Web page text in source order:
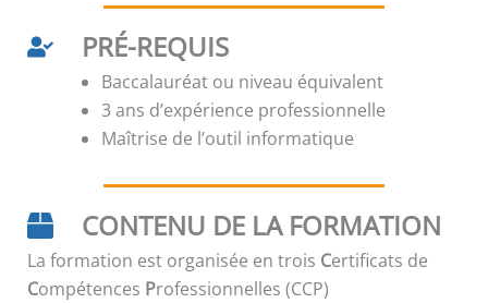
PRÉ-REQUIS
Baccalauréat ou niveau équivalent
3 ans d’expérience professionnelle
Maîtrise de l’outil informatique
CONTENU DE LA FORMATION
La formation est organisée en trois Certificats de
Compétences Professionnelles (CCP)